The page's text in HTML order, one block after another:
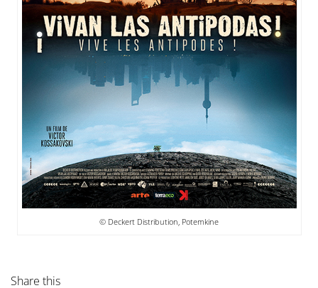
© Deckert Distribution, Potemkine
Share this